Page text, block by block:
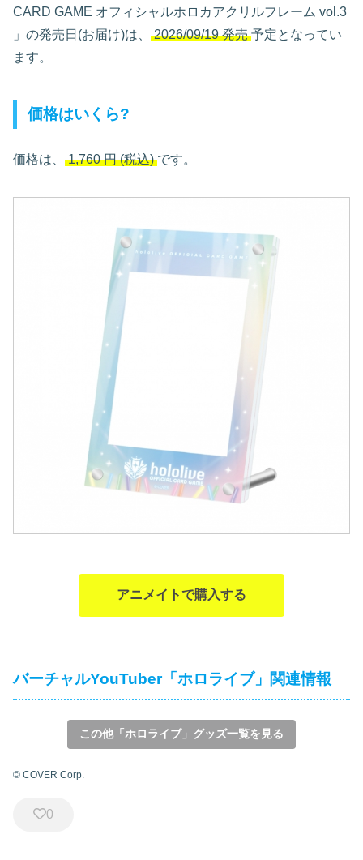
CARD GAME オフィシャルホロカアクリルフレーム vol.3
」の発売日(お届け)は、 2026/09/19 発売 予定となってい
ます。
価格はいくら?
価格は、 1,760円(税込) です。
アニメイトで購入する
バーチャルYouTuber「ホロライブ」関連情報
この他「ホロライブ」グッズ一覧を見る
© COVER Corp.
0